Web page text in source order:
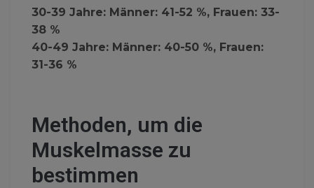
30-39 Jahre: Männer: 41-52 %, Frauen: 33-
38 %
40-49 Jahre: Männer: 40-50 %, Frauen:
31-36 %
Methoden, um die
Muskelmasse zu
bestimmen